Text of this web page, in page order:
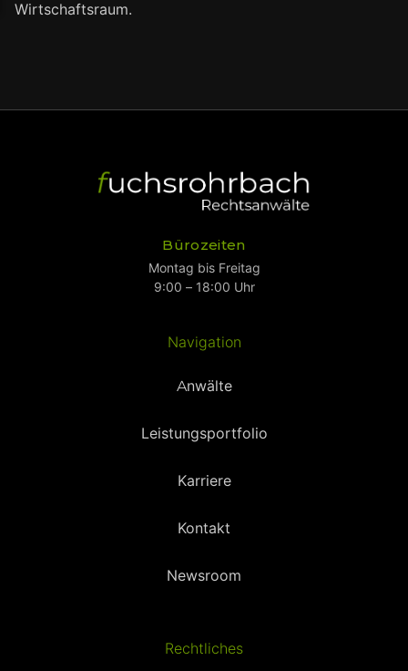
Wirtschaftsraum.
Bürozeiten
Montag bis Freitag
9:00 – 18:00 Uhr
Navigation
Anwälte
Leistungsportfolio
Karriere
Kontakt
Newsroom
Rechtliches